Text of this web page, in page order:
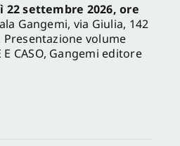
22 settembre 2026, ore
Gangemi, via Giulia, 142
Presentazione volume
E CASO, Gangemi editore